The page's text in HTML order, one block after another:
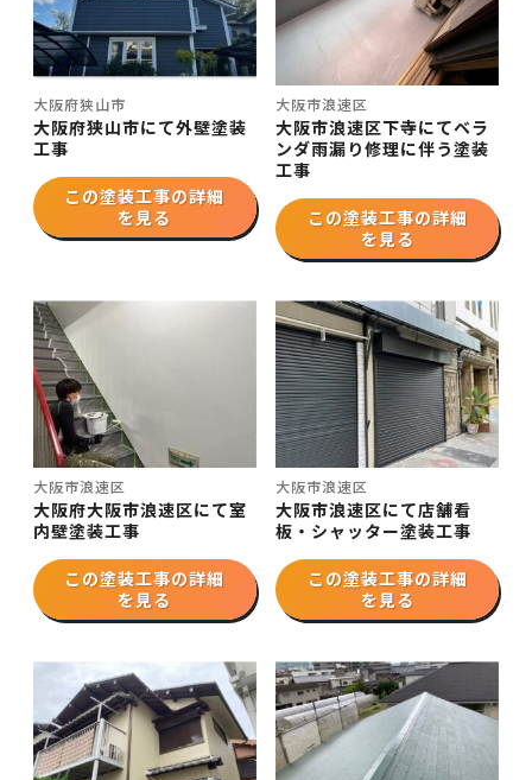
大阪府狭山市
大阪府狭山市にて外壁塗装
工事
この塗装工事の詳細
を見る
大阪市浪速区
大阪市浪速区下寺にてベラ
ンダ雨漏り修理に伴う塗装
工事
この塗装工事の詳細
を見る
大阪市浪速区
大阪府大阪市浪速区にて室
内壁塗装工事
この塗装工事の詳細
を見る
大阪市浪速区
大阪市浪速区にて店舗看
板・シャッター塗装工事
この塗装工事の詳細
を見る